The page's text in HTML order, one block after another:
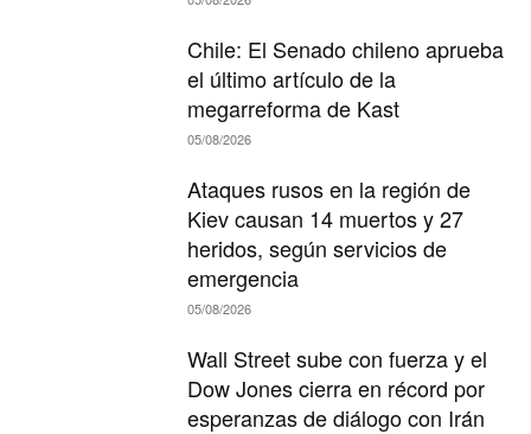
Chile: El Senado chileno aprueba
el último artículo de la
megarreforma de Kast
05/08/2026
Ataques rusos en la región de
Kiev causan 14 muertos y 27
heridos, según servicios de
emergencia
05/08/2026
Wall Street sube con fuerza y el
Dow Jones cierra en récord por
esperanzas de diálogo con Irán